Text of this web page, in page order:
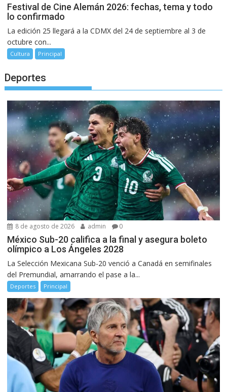
Festival de Cine Alemán 2026: fechas, tema y todo
lo confirmado
La edición 25 llegará a la CDMX del 24 de septiembre al 3 de
octubre con...
Cultura Principal
Deportes
8 de agosto de 2026 admin 0
México Sub-20 califica a la final y asegura boleto
olímpico a Los Ángeles 2028
La Selección Mexicana Sub-20 venció a Canadá en semifinales
del Premundial, amarrando el pase a la...
Deportes Principal